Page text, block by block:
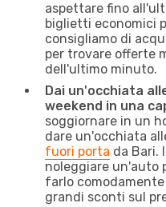
aspettare fino
biglietti economici
consigliamo di
per trovare offerte
dell'ultimo minuto.
Dai un'occhiata
weekend in una
soggiornare in un
dare un'occhiata
fuori porta da Bari.
noleggiare un'auto
farlo
grandi sconti sul